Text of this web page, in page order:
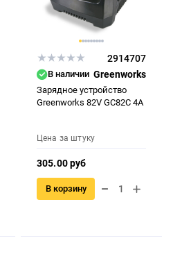
2914707
В наличии Greenworks
Зарядное устройство
Greenworks 82V GC82C 4А
Цена за штуку
305.00 руб
В корзину